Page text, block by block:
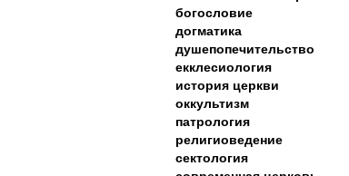
богословие
догматика
душепопечительство
екклесиология
история церкви
оккультизм
патрология
религиоведение
сектология